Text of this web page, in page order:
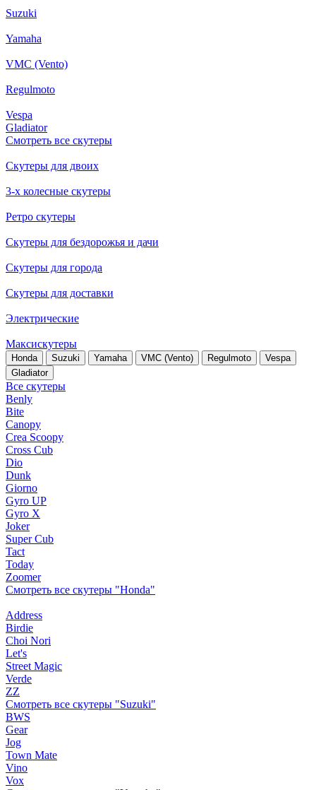
Suzuki
Yamaha
VMC (Vento)
Regulmoto
Vespa
Gladiator
Смотреть все скутеры
Скутеры для двоих
3-х колесные скутеры
Ретро скутеры
Скутеры для бездорожья и дачи
Скутеры для города
Скутеры для доставки
Электрические
Максискутеры
Honda Suzuki Yamaha VMC (Vento) Regulmoto
Vespa
Gladiator
Все скутеры
Benly
Bite
Canopy
Crea Scoopy
Cross Cub
Dio
Dunk
Giorno
Gyro UP
Gyro X
Joker
Super Cub
Tact
Today
Zoomer
Смотреть все скутеры "Honda"
Address
Birdie
Choi Nori
Let's
Street Magic
Verde
ZZ
Смотреть все скутеры "Suzuki"
BWS
Gear
Jog
Town Mate
Vino
Vox